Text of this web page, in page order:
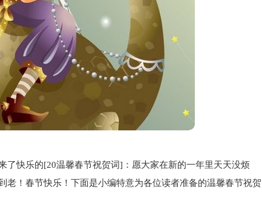
了快乐的[20温馨春节祝贺词]：愿大家在新的一年里天天没烦
老！春节快乐！下面是小编特意为各位读者准备的温馨春节祝贺